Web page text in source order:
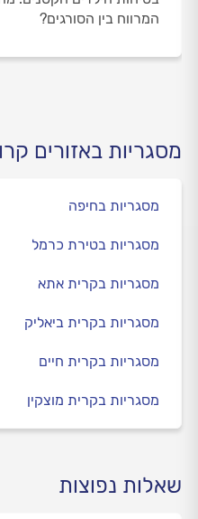
המרווח בין הסורגים?
מסגריות באזורים
מסגריות בחיפה
מסגריות בטירת כרמל
מסגריות בקרית אתא
מסגריות בקרית ביאליק
מסגריות בקרית חיים
מסגריות בקרית מוצקין
שאלות נפוצות